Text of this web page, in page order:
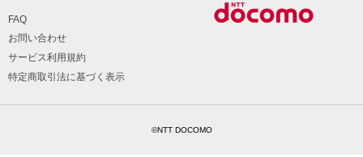
FAQ
お問い合わせ
サービス利用規約
特定商取引法に基づく表示
©NTT DOCOMO